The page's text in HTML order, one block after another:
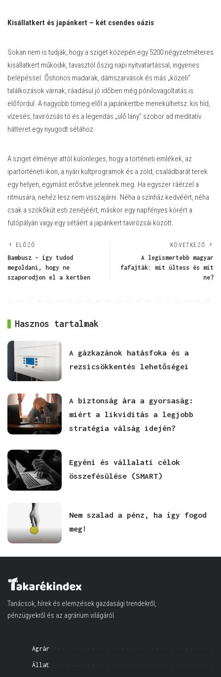
Kisállatkert és japánkert – két csendes oázis
Sokan nem is tudják, hogy a sziget közepén egy 5200 négyzetméteres
kisállatkert működik, tavasztól őszig napi nyitvatartással, ingyenes
belépéssel. Őshonos madarak, dámszarvasok és más „közeli”
találkozások várnak, ráadásul jó időben még pónilovagoltatás is
előfordul. A nagyobb tömeg elől a japánkertbe menekülhetsz: kis híd,
vízesés, tavirózsás tó és a legendás „ülő lány” szobor ad meditatív
hátteret egy nyugodt sétához.
A sziget élménye attól különleges, hogy a történeti emlékek, az
ipartörténeti ikon, a nyári kultprogramok és a zöld, családbarát terek
egy helyen, egymást erősítve jelennek meg. Ha egyszer ráérzel a
ritmusára, nehéz lesz nem visszajárni. Néha a színház kedvéért, néha
csak a szökőkút esti zenéjéért, máskor egy napfényes körért a
futópályán vagy egy sétáért a japánkert tavirózsái között.
ELŐZŐ
Bambusz – így tudod
megoldani, hogy ne
szaporodjon el a kertben
KÖVETKEZŐ
A legismertebb magyar
fafajták: mit ültess és mit
ne?
Hasznos tartalmak
A gázkazánok hatásfoka és a
rezsicsökkentés lehetőségei
A biztonság ára a gyorsaság:
miért a likviditás a legjobb
stratégia válság idején?
Egyéni és vállalati célok
összefésülése (SMART)
Nem szalad a pénz, ha így fogod
meg!
Tanácsok, hírek és elemzések gazdasági trendekről,
pénzügyekről és az agrárium világáról.
Agrár
Állat